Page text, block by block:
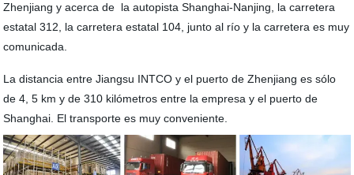
Zhenjiang y acerca de la autopista Shanghai-Nanjing, la carretera
estatal 312, la carretera estatal 104, junto al río y la carretera es muy
comunicada.
La distancia entre Jiangsu INTCO y el puerto de Zhenjiang es sólo
de 4, 5 km y de 310 kilómetros entre la empresa y el puerto de
Shanghai. El transporte es muy conveniente.